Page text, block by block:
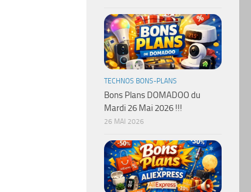
TECHNOS BONS-PLANS
Bons Plans DOMADOO du
Mardi 26 Mai 2026 !!!
26 MAI 2026